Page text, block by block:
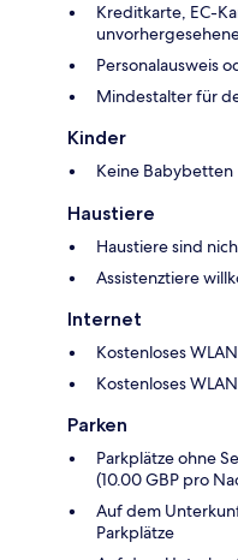
Kreditkarte, EC-
Personalausweis
Mindestalter für
Kinder
Keine Babybetten
Haustiere
Haustiere sind
Assistenztiere
Internet
Kostenloses
Kostenloses
Parken
Parkplätze ohne
(10.00 GBP pro
Auf dem
Parkplätze